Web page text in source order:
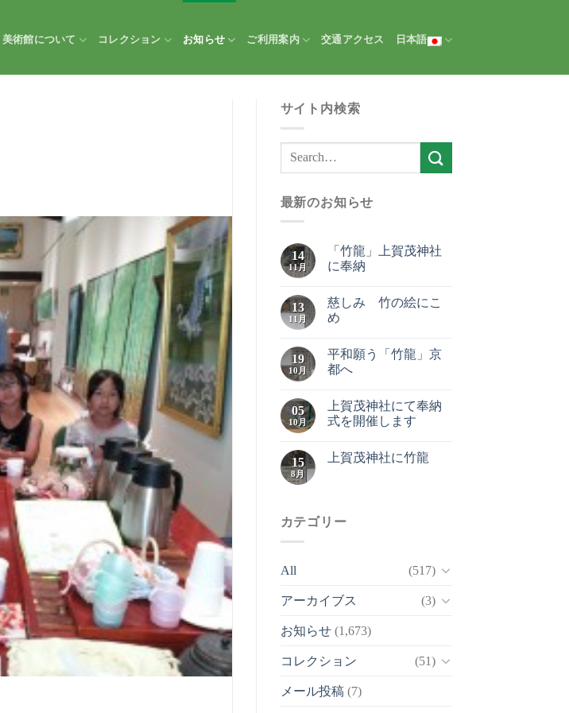
美術館について コレクション お知らせ ご利用案内 交通アクセス 日本語
サイト内検索
最新のお知らせ
14
11月
「竹龍」上賀茂神社
に奉納
13
11月
慈しみ 竹の絵にこ
め
19
10月
平和願う「竹龍」京
都へ
05
10月
上賀茂神社にて奉納
式を開催します
15
8月
上賀茂神社に竹龍
カテゴリー
All (517)
アーカイブス (3)
お知らせ(1,673)
コレクション (51)
メール投稿(7)